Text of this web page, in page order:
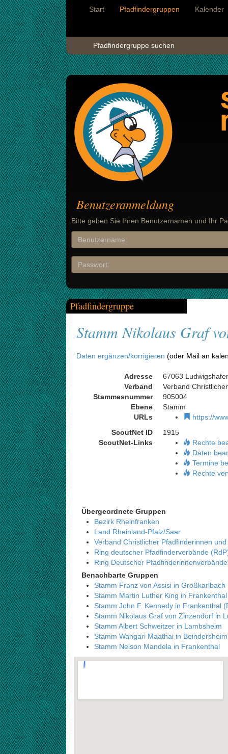
Start Pfadfindergruppen Kalender
Pfadfindergruppe suchen
Benutzeranmeldung
Bitte geben Sie Ihren Benutzernamen und Ihr
Pfadfindergruppe
Stamm Nikolaus Graf
Daten ergänzen/korrigieren (oder Mail an
Adresse
67063
Verband
Verband
Stammesnummer
905004
Ebene
Stamm
URLs
https://
ScoutNet ID
1915
ScoutNet-Links
Rechte
Daten
Termine
Rechte
Übergeordnete Gruppen
Bezirk Rheinfranken
Land Rheinland-Pfalz/Saar
Verband Christlicher Pfadfinderinnen
Ring deutscher Pfadfinderverbände
Ring Deutscher
Benachbarte Gruppen
Stamm Franz von Assisi in Großkarlbach
Stamm Martin Luther King in
Stamm John F. Kennedy in Frankenthal
Stamm Nikolaus Graf von Zinzendorf in
Stamm Albert Schweitzer in Lambsheim
Stamm Wangari Maathai in Beindersheim
Stamm Nelson Mandela in Frankenthal